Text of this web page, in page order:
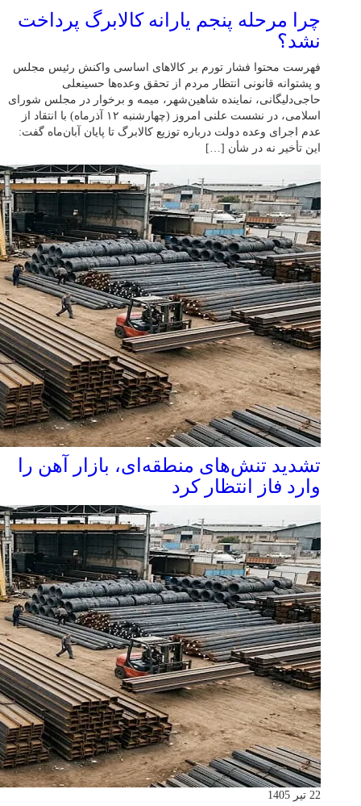
چرا مرحله پنجم یارانه کالابرگ پرداخت
نشد؟
فهرست محتوا فشار تورم بر کالاهای اساسی واکنش رئیس مجلس
و پشتوانه قانونی انتظار مردم از تحقق وعده‌ها حسینعلی
حاجی‌دلیگانی، نماینده شاهین‌شهر، میمه و برخوار در مجلس شورای
اسلامی، در نشست علنی امروز (چهارشنبه ۱۲ آذرماه) با انتقاد از
عدم اجرای وعده دولت درباره توزیع کالابرگ تا پایان آبان‌ماه گفت:
این تأخیر نه در شأن […]
تشدید تنش‌های منطقه‌ای، بازار آهن را
وارد فاز انتظار کرد
22 تیر 1405